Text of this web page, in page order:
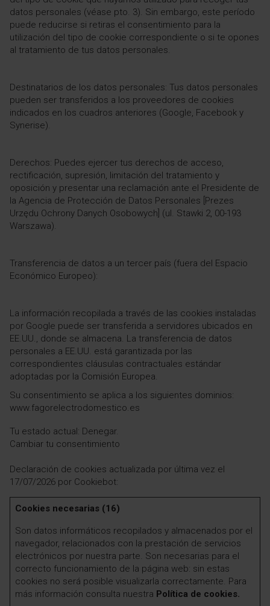
datos personales (véase pto. 3). Sin embargo, este período
puede reducirse si retiras el consentimiento para la
utilización del tipo de cookie correspondiente o si te opones
al tratamiento de tus datos personales.
Destinatarios de los datos personales: Tus datos personales
pueden ser transferidos a los proveedores de cookies
indicados en los cuadros anteriores (Google, Facebook y
Synerise).
Derechos: Puedes ejercer tus derechos de acceso,
rectificación, supresión, limitación del tratamiento y
oposición y presentar una reclamación ante el Presidente de
la Agencia de Protección de Datos Personales [Prezes
Urzędu Ochrony Danych Osobowych] (ul. Stawki 2, 00-193
Warszawa).
Transferencia de datos a un tercer país (fuera del Espacio
Económico Europeo):
La información recopilada a través de las cookies instaladas
por Google puede ser transferida a servidores ubicados en
EE.UU., donde se almacena. La transferencia de datos
personales a EE.UU. está garantizada por las
correspondientes cláusulas contractuales estándar
adoptadas por la Comisión Europea.
Su consentimiento se aplica a los siguientes dominios:
www.fagorelectrodomestico.es
Tu estado actual: Denegar.
Cambiar tu consentimiento
Declaración de cookies actualizada por última vez el
17/07/2026 por Cookiebot:
Cookies necesarias (16)
Son datos informáticos recopilados y almacenados por el
navegador, relacionados con la prestación de servicios
electrónicos por nuestra parte. Son necesarias para el
correcto funcionamiento de la página web: sin estas
cookies no será posible visualizarla correctamente. Para
más información consulta nuestra Política de cookies.